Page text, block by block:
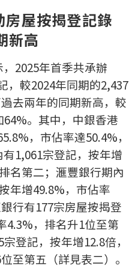
揭概不負責。
題，可查詢：
Mortgage Broker Limited 版權所有
屋按揭登記錄
新高
2025年首季共承辦
，較2024年同期的2,437
去兩年的同期新高，較
。其中，中銀香港
，市佔率達50.4%，
1,061宗登記，按年增
名第二；滙豐銀行期內
年增49.8%，市佔率
行有177宗房屋按揭登
4.3%，排名升1位至第
登記，按年增12.8倍，
至第五（詳見表二）。